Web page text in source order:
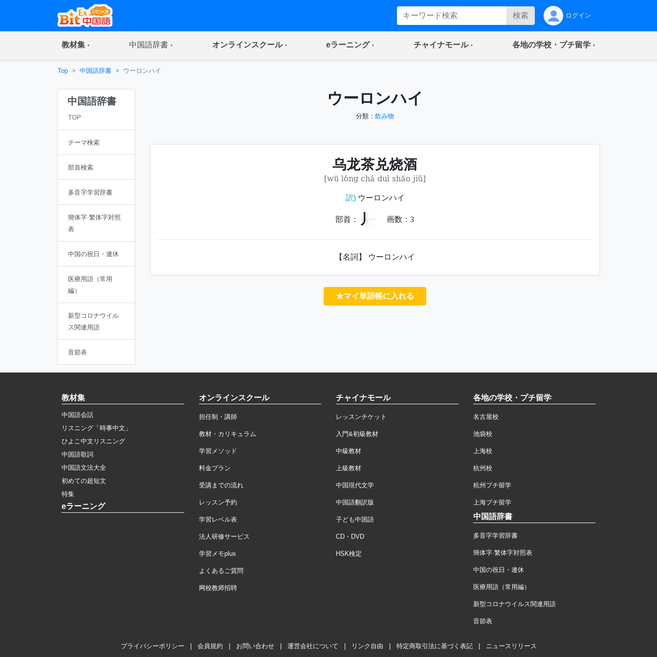
検索 ログイン
教材集(current) 中国語辞書(current) オンラインスクール(current) eラーニング(current) チャイナモール(current) 各地の学校・プチ留学(current)
Top 中国語辞書 ウーロンハイ
中国語辞書
TOP
テーマ検索
部首検索
多音字学習辞書
簡体字·繁体字対照
表
中国の祝日・連休
医療用語（常用
編）
新型コロナウイル
ス関連用語
音節表
ウーロンハイ
分類： 飲み物
乌龙茶兑烧酒
[wū lóng chá duì shāo jiǔ]
訳)ウーロンハイ
部首： 丿 画数： 3
【名詞】 ウーロンハイ
★マイ単語帳に入れる
教材集
中国語会話
リスニング「時事中文」
ひよこ中文リスニング
中国語歌詞
中国語文法大全
初めての超短文
特集
eラーニング
オンラインスクール
担任制・講師
教材・カリキュラム
学習メソッド
料金プラン
受講までの流れ
レッスン予約
学習レベル表
法人研修サービス
学習メモplus
よくあるご質問
网校教师招聘
チャイナモール
レッスンチケット
入門&初級教材
中級教材
上級教材
中国現代文学
中国語翻訳版
子ども中国語
CD・DVD
HSK検定
各地の学校・プチ留学
名古屋校
池袋校
上海校
杭州校
杭州プチ留学
上海プチ留学
中国語辞書
多音字学習辞書
簡体字·繁体字対照表
中国の祝日・連休
医療用語（常用編）
新型コロナウイルス関連用語
音節表
プライバシーポリシー 会員規約 お問い合わせ 運営会社について リンク自由 特定商取引法に基づく表記 ニュースリリース